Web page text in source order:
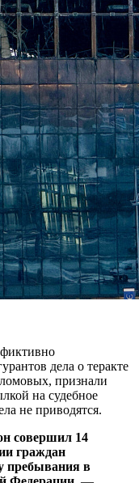
дела о теракте
признали
на судебное
не приводятся.
совершил 14
граждан
пребывания в